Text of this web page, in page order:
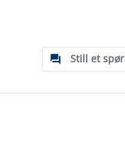
Still et